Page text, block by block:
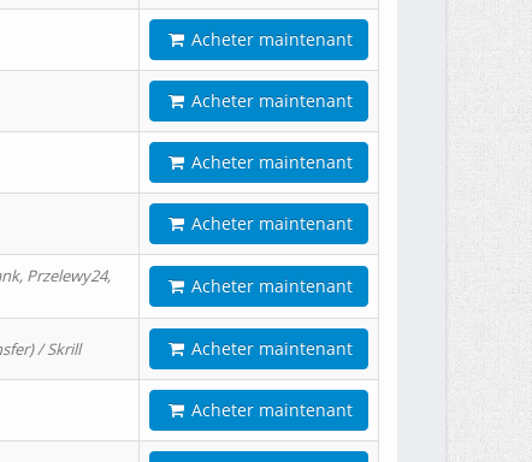
Acheter maintenant
Acheter maintenant
Acheter maintenant
Acheter maintenant
Przelewy24,
Acheter maintenant
/ Skrill Acheter maintenant
Acheter maintenant